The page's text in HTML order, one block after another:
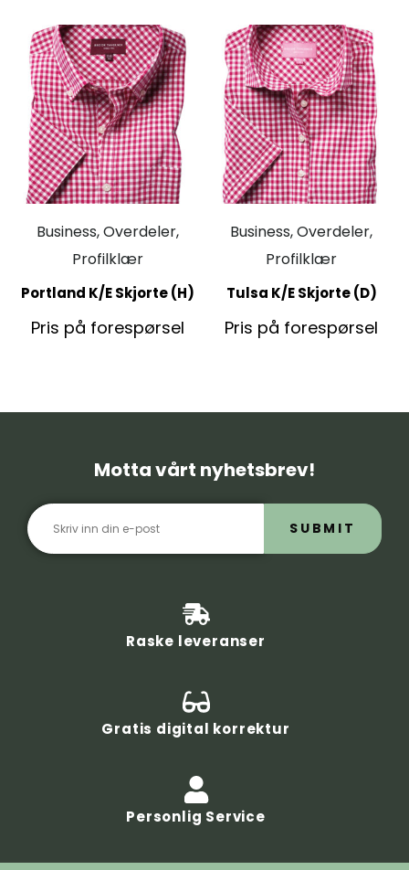
Business, Overdeler,
Profilklær
Portland K/E Skjorte (H)
Pris på forespørsel
Business, Overdeler,
Profilklær
Tulsa K/E Skjorte (D)
Pris på forespørsel
Motta vårt nyhetsbrev!
SUBMIT
Raske leveranser
Gratis digital korrektur
Personlig Service